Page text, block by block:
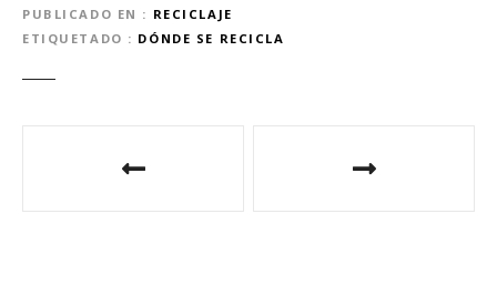
PUBLICADO EN
RECICLAJE
ETIQUETADO
DÓNDE SE RECICLA